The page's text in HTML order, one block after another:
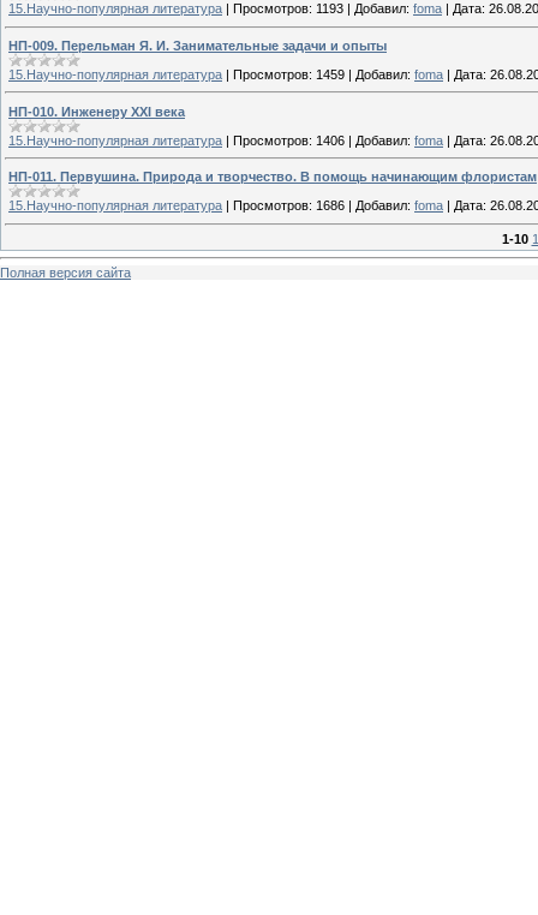
15.Научно-популярная литература
Просмотров: 1193 Добавил: foma Дата:
НП-009. Перельман Я. И. Занимательные задачи и опыты
15.Научно-популярная литература | Просмотров: 1459 | Добавил: foma | Дата:
НП-010. Инженеру XXI века
15.Научно-популярная литература | Просмотров: 1406 | Добавил: foma | Дата:
НП-011. Первушина. Природа и творчество. В помощь начинающим флористам
15.Научно-популярная литература | Просмотров: 1686 | Добавил: foma | Дата:
1-10
Полная версия сайта